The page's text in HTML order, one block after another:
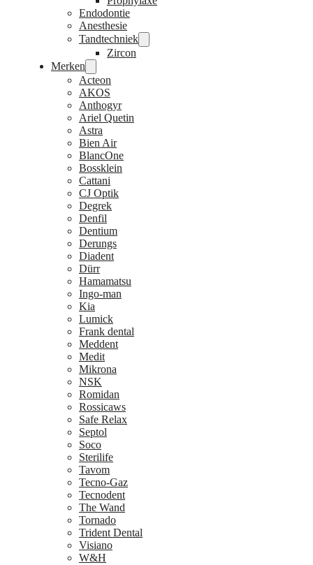
Endodontie
Anesthesie
Tandtechniek
Zircon
Merken
Acteon
AKOS
Anthogyr
Ariel Quetin
Astra
Bien Air
BlancOne
Bossklein
Cattani
CJ Optik
Degrek
Denfil
Dentium
Derungs
Diadent
Dürr
Hamamatsu
Ingo-man
Kia
Lumick
Frank dental
Meddent
Medit
Mikrona
NSK
Romidan
Rossicaws
Safe Relax
Septol
Soco
Sterilife
Tavom
Tecno-Gaz
Tecnodent
The Wand
Tornado
Trident Dental
Visiano
W&H